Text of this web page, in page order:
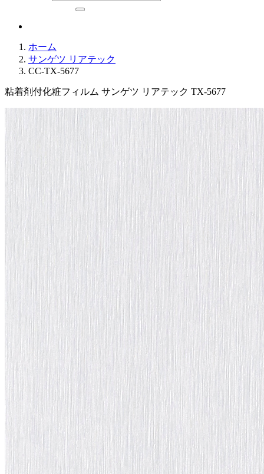
ホーム
サンゲツ リアテック
CC-TX-5677
粘着剤付化粧フィルム サンゲツ リアテック TX-5677